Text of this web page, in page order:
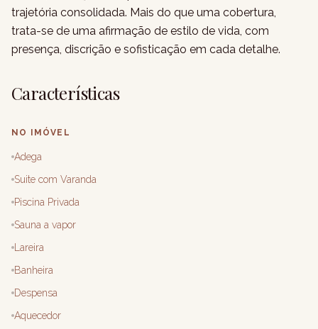
trajetória consolidada. Mais do que uma cobertura,
trata-se de uma afirmação de estilo de vida, com
presença, discrição e sofisticação em cada detalhe.
Características
NO IMÓVEL
Adega
Suite com Varanda
Piscina Privada
Sauna a vapor
Lareira
Banheira
Despensa
Aquecedor